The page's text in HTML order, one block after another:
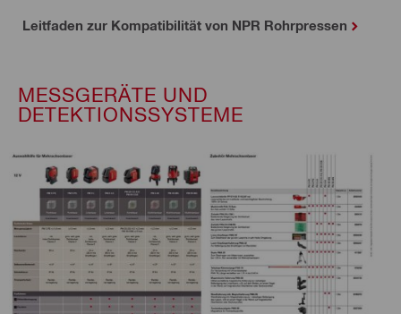
Leitfaden zur Kompatibilität von NPR Rohrpressen
MESSGERÄTE UND
DETEKTIONSSYSTEME